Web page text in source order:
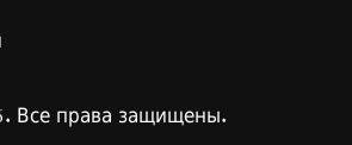
Все права защищены.